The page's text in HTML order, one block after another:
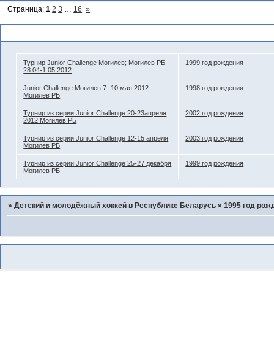
Страница:1 2 3 16 »
Турнир Junior Challenge Могилев; Могилев РБ
28.04-1.05.2012
1999 год рождения
Junior Challenge Могилев 7 -10 мая 2012
Могилев РБ
1998 год рождения
Турнир из серии Junior Challenge 20-23апреля
2012 Могилев РБ
2002 год рождения
Турнир из серии Junior Challenge 12-15 апреля
Могилев РБ
2003 год рождения
Турнир из серии Junior Challenge 25-27 декабря
Могилев РБ
1999 год рождения
»Детский и молодёжный хоккей в Республике Беларусь »1995 год